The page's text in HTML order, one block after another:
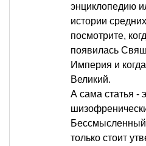
энциклопедию
истории
посмотрите,
появилась
Империя и
Великий.
А сама статья -
только стоит